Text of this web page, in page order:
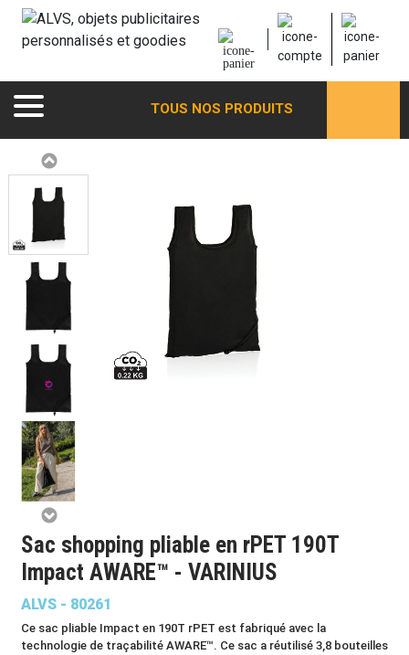
TOUS NOS PRODUITS
Sac shopping pliable en rPET 190T
Impact AWARE™ - VARINIUS
ALVS - 80261
Ce sac pliable Impact en 190T rPET est fabriqué avec la
technologie de traçabilité AWARE™. Ce sac a réutilisé 3,8 bouteilles